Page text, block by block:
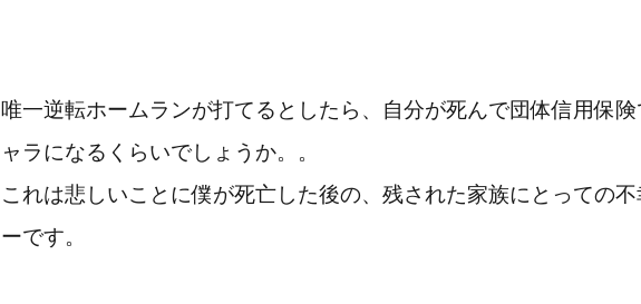
唯一逆転ホームランが打てるとしたら、自分が死んで団体信用保
ャラになるくらいでしょうか。。
これは悲しいことに僕が死亡した後の、残された家族にとっての
ーです。